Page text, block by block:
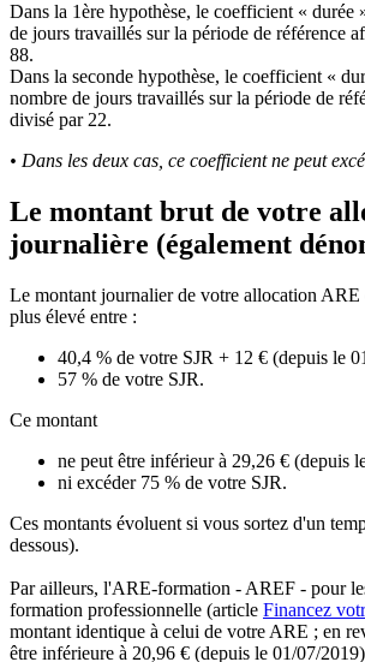
Dans la 1ère hypothèse, le coefficient « durée
de jours travaillés sur la période de référence
88.
Dans la seconde hypothèse, le coefficient «
nombre de jours travaillés sur la période de
divisé par 22.
• Dans les deux cas, ce coefficient ne peut
Le montant brut de votre
journalière (également
Le montant journalier de votre allocation ARE
plus élevé entre :
40,4 % de votre SJR + 12 € (depuis le
57 % de votre SJR.
Ce montant
ne peut être inférieur à 29,26 € (depuis
ni excéder 75 % de votre SJR.
Ces montants évoluent si vous sortez d'un
dessous).
Par ailleurs, l'ARE-formation - AREF - pour
formation professionnelle (article Financez
montant identique à celui de votre ARE ; en
être inférieure à 20,96 € (depuis le 01/07/